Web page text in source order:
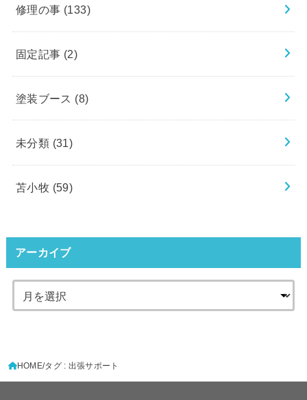
修理の事 (133)
固定記事 (2)
塗装ブース (8)
未分類 (31)
苫小牧 (59)
アーカイブ
HOME タグ : 出張サポート